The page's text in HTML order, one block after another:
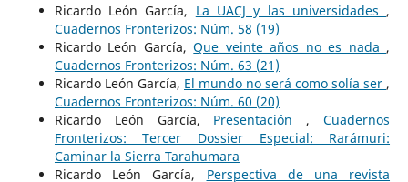
Ricardo León García, La UACJ y las universidades ,
Cuadernos Fronterizos: Núm. 58 (19)
Ricardo León García,Que veinte años no es nada ,
Cuadernos Fronterizos: Núm. 63 (21)
Ricardo León García, El mundo no será como solía ser ,
Cuadernos Fronterizos: Núm. 60 (20)
Ricardo León García, Presentación ,Cuadernos
Fronterizos: Tercer Dossier Especial: Rarámuri:
Caminar la Sierra Tarahumara
Ricardo León García, Perspectiva de una revista